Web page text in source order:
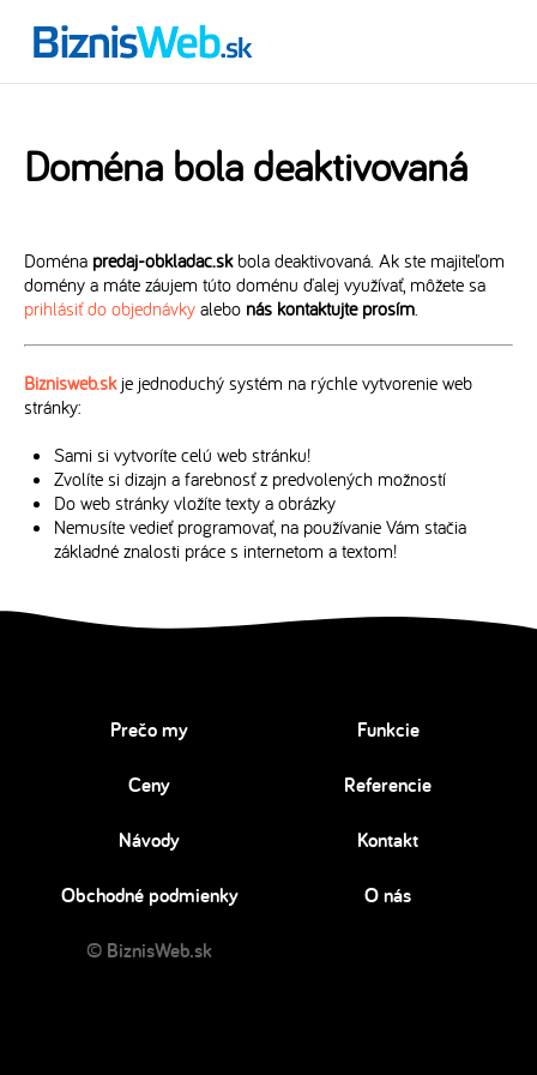
Doména bola deaktivovaná
Doména predaj-obkladac.skbola deaktivovaná. Ak ste majiteľom
domény a máte záujem túto doménu ďalej využívať, môžete sa
prihlásiť do objednávky alebo nás kontaktujte prosím.
Biznisweb.skje jednoduchý systém na rýchle vytvorenie web
stránky:
Sami si vytvoríte celú web stránku!
Zvolíte si dizajn a farebnosť z predvolených možností
Do web stránky vložíte texty a obrázky
Nemusíte vedieť programovať, na používanie Vám stačia
základné znalosti práce s internetom a textom!
Prečo my Funkcie
Ceny Referencie
Návody Kontakt
Obchodné podmienky O nás
© BiznisWeb.sk